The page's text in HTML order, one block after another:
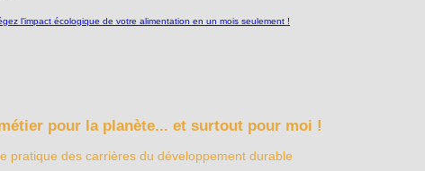
pour la planète... et surtout pour moi !
pratique des carrières du développement durable